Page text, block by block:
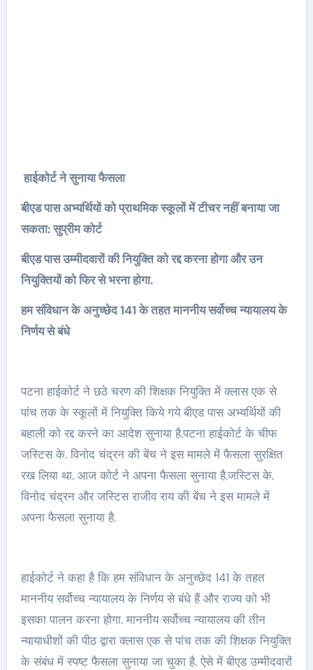
हाईकोर्ट ने सुनाया फैसला
बीएड पास अभ्यर्थियों को प्राथमिक स्कूलों में टीचर नहीं बनाया जा
सकता: सुप्रीम कोर्ट
बीएड पास उम्मीदवारों की नियुक्ति को रद्द करना होगा और उन
नियुक्तियों को फिर से भरना होगा.
हम संविधान के अनुच्छेद 141 के तहत माननीय सर्वोच्च न्यायालय के
निर्णय से बंधे
पटना हाईकोर्ट ने छठे चरण की शिक्षक नियुक्ति में क्लास एक से
पांच तक के स्कूलों में नियुक्ति किये गये बीएड पास अभ्यर्थियों की
बहाली को रद्द करने का आदेश सुनाया है.पटना हाईकोर्ट के चीफ
जस्टिस के. विनोद चंद्रन की बेंच ने इस मामले में फैसला सुरक्षित
रख लिया था. आज कोर्ट ने अपना फैसला सुनाया है.जस्टिस के.
विनोद चंद्रन और जस्टिस राजीव राय की बेंच ने इस मामले में
अपना फैसला सुनाया है.
हाईकोर्ट ने कहा है कि हम संविधान के अनुच्छेद 141 के तहत
माननीय सर्वोच्च न्यायालय के निर्णय से बंधे हैं और राज्य को भी
इसका पालन करना होगा. माननीय सर्वोच्च न्यायालय की तीन
न्यायाधीशों की पीठ द्वारा क्लास एक से पांच तक की शिक्षक नियुक्ति
के संबंध में स्पष्ट फैसला सुनाया जा चुका है. ऐसे में बीएड उम्मीदवारों